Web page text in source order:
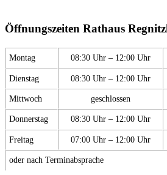
Öffnungszeiten Rathaus
Montag 08:30 Uhr – 12:00 Uhr
Dienstag 08:30 Uhr – 12:00 Uhr
Mittwoch geschlossen
Donnerstag 08:30 Uhr – 12:00 Uhr
Freitag 07:00 Uhr – 12:00 Uhr
oder nach Terminabsprache